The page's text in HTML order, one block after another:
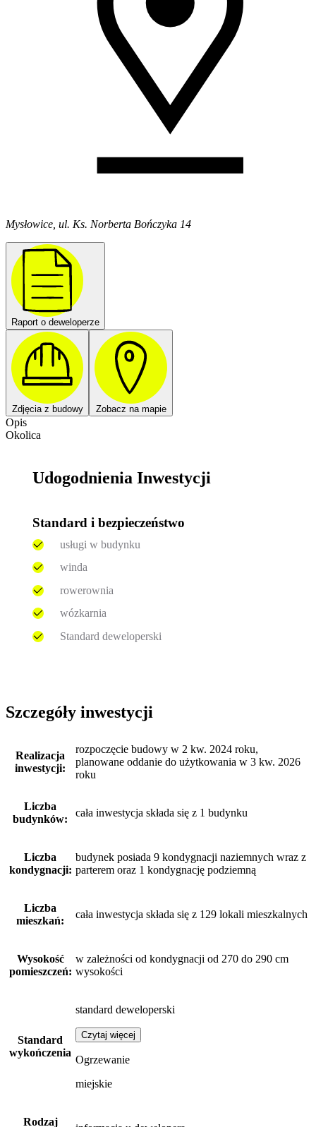
Mysłowice, ul. Ks. Norberta Bończyka 14
Raport o deweloperze
Zdjęcia z budowy Zobacz na mapie
Opis
Okolica
Udogodnienia Inwestycji
Standard i bezpieczeństwo
usługi w budynku
winda
rowerownia
wózkarnia
Standard deweloperski
Szczegóły inwestycji
Realizacja
inwestycji:
rozpoczęcie budowy w 2 kw. 2024 roku,
planowane oddanie do użytkowania w 3 kw. 2026
roku
Liczba
budynków:
cała inwestycja składa się z 1 budynku
Liczba
kondygnacji:
budynek posiada 9 kondygnacji naziemnych wraz z
parterem oraz 1 kondygnację podziemną
Liczba
mieszkań:
cała inwestycja składa się z 129 lokali mieszkalnych
Wysokość
pomieszczeń:
w zależności od kondygnacji od 270 do 290 cm
wysokości
Standard
wykończenia
standard deweloperski
Czytaj więcej
Ogrzewanie
miejskie
Rodzaj